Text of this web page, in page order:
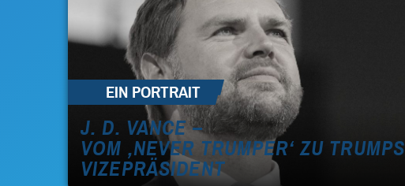
EIN PORTRAIT
J. D. VANCE –
VOM ‚NEVER TRUMPER‘ ZU TRUMPS
VIZEPRÄSIDENT